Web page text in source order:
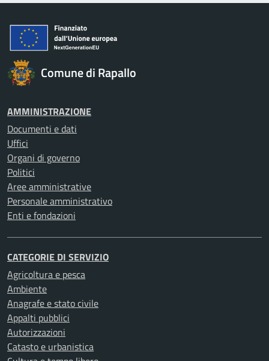
Comune di Rapallo
AMMINISTRAZIONE
Documenti e dati
Uffici
Organi di governo
Politici
Aree amministrative
Personale amministrativo
Enti e fondazioni
CATEGORIE DI SERVIZIO
Agricoltura e pesca
Ambiente
Anagrafe e stato civile
Appalti pubblici
Autorizzazioni
Catasto e urbanistica